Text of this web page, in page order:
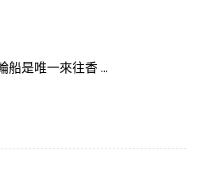
船是唯一來往香 ...